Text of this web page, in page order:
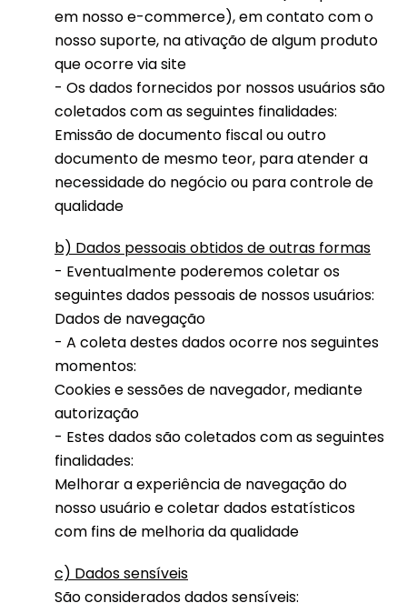
em nosso e-commerce), em contato com o
nosso suporte, na ativação de algum produto
que ocorre via site
- Os dados fornecidos por nossos usuários são
coletados com as seguintes finalidades:
Emissão de documento fiscal ou outro
documento de mesmo teor, para atender a
necessidade do negócio ou para controle de
qualidade
b) Dados pessoais obtidos de outras formas
- Eventualmente poderemos coletar os
seguintes dados pessoais de nossos usuários:
Dados de navegação
- A coleta destes dados ocorre nos seguintes
momentos:
Cookies e sessões de navegador, mediante
autorização
- Estes dados são coletados com as seguintes
finalidades:
Melhorar a experiência de navegação do
nosso usuário e coletar dados estatísticos
com fins de melhoria da qualidade
c) Dados sensíveis
São considerados dados sensíveis: